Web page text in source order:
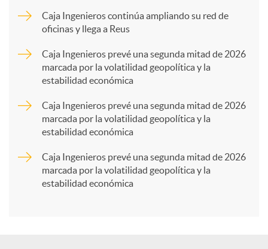
p
a
Caja Ingenieros continúa ampliando su red de
oficinas y llega a Reus
Caja Ingenieros prevé una segunda mitad de 2026
marcada por la volatilidad geopolítica y la
estabilidad económica
Caja Ingenieros prevé una segunda mitad de 2026
marcada por la volatilidad geopolítica y la
estabilidad económica
Caja Ingenieros prevé una segunda mitad de 2026
marcada por la volatilidad geopolítica y la
estabilidad económica